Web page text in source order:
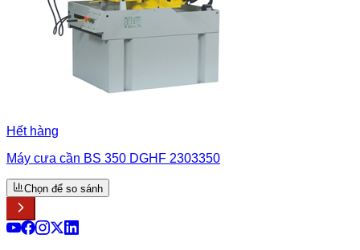
Hết hàng
Máy cưa cần BS 350 DGHF 2303350
Chọn để so sánh